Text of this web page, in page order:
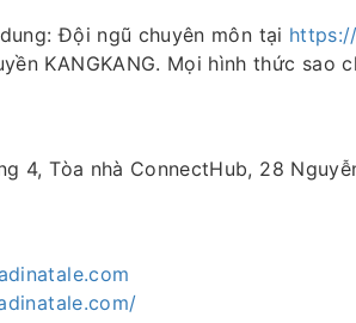
Đội ngũ chuyên môn tại
KANGKANG. Mọi hình thức sao
4, Tòa nhà ConnectHub, 28